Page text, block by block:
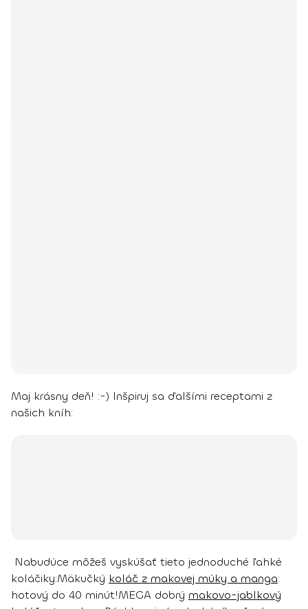
Maj krásny deň! :-) Inšpiruj sa ďalšími receptami z
našich kníh:
Nabudúce môžeš vyskúšať tieto jednoduché ľahké
koláčiky:Mäkučký koláč z makovej múky a manga:
hotový do 40 minút!MEGA dobrý makovo-jablkový